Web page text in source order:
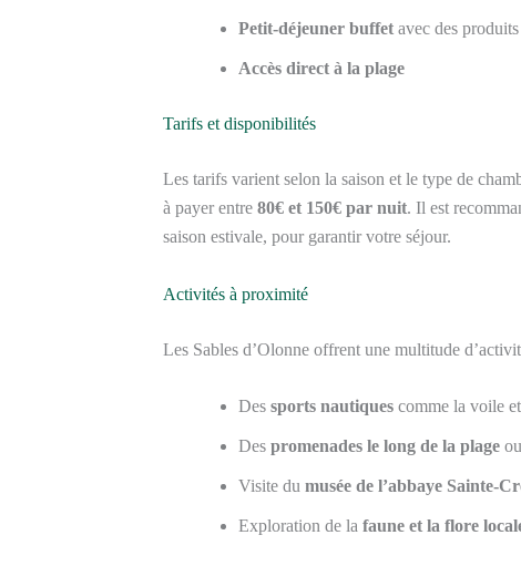
Petit-déjeuner buffet avec des
Accès direct à la plage
Tarifs et disponibilités
Les tarifs varient selon la saison et le type de
à payer entre 80€ et 150€ par nuit. Il est
saison estivale, pour garantir votre séjour.
Activités à proximité
Les Sables d’Olonne offrent une multitude
Des sports nautiques comme la voile
Des promenades le long de la plage
Visite du musée de l’abbaye Sainte-
Exploration de la faune et la flore